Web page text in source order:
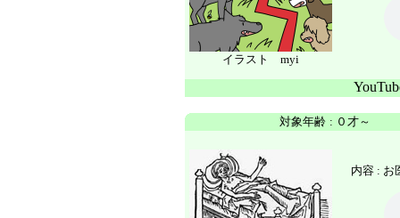
イラスト myi
対象年齢 : ０才～
内容 : お